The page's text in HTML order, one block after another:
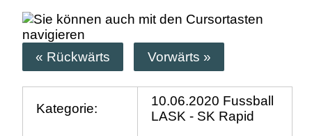
« Rückwärts Vorwärts »
Kategorie:
10.06.2020 Fussball
LASK - SK Rapid